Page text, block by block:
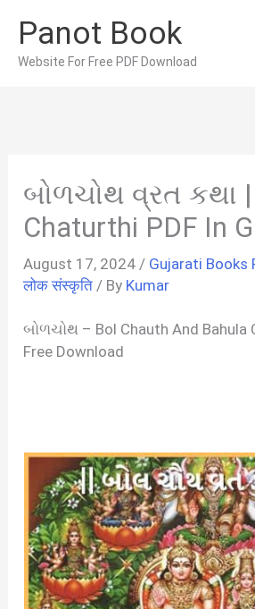
content
Panot Book
Website For Free PDF Download
બોળચોથ વ્રત કથા |
Chaturthi PDF In
August 17, 2024 / Gujarati Books
लोक संस्कृति / By Kumar
બોળચોથ – Bol Chauth And Bahula
Free Download